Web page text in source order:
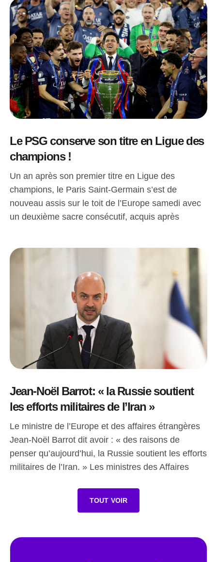
Le PSG conserve son titre en Ligue des
champions !
Un an après son premier titre en Ligue des
champions, le Paris Saint-Germain s’est de
nouveau assis sur le toit de l’Europe samedi avec
un deuxième sacre consécutif, acquis après
Jean-Noël Barrot: « la Russie soutient
les efforts militaires de l’Iran »
Le ministre de l’Europe et des affaires étrangères
Jean-Noël Barrot dit avoir : « des raisons de
penser qu’aujourd’hui, la Russie soutient les efforts
militaires de l’Iran. » Les ministres des Affaires
TOUT VOIR